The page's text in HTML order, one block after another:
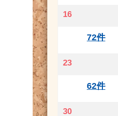
16
72件
23
62件
30